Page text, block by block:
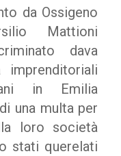
da Ossigeno
Mattioni
dava
in Emilia
una multa per
loro società
stati querelati